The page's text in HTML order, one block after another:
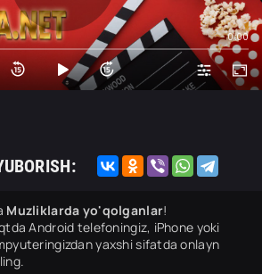
0:00
Muzliklarda yo'qolganlar!
Android telefoningiz, iPhone yoki
yaxshi sifatda onlayn